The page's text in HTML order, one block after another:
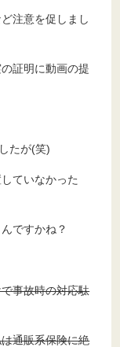
注意を促しまし
証明に動画の提
たが(笑)
ていなかった
ですかね？
事故時の対応駄
通販系保険に絶